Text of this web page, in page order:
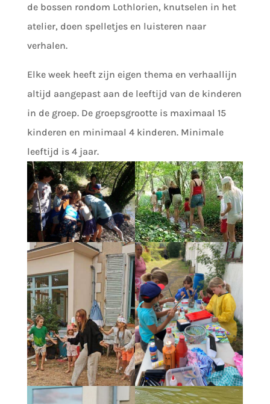
de bossen rondom Lothlorien, knutselen in het
atelier, doen spelletjes en luisteren naar
verhalen.
Elke week heeft zijn eigen thema en verhaallijn
altijd aangepast aan de leeftijd van de kinderen
in de groep. De groepsgrootte is maximaal 15
kinderen en minimaal 4 kinderen. Minimale
leeftijd is 4 jaar.